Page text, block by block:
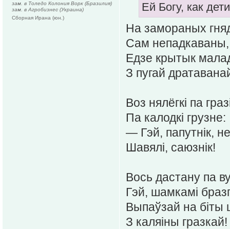
Ей Богу, как
На замораных
Сам непадкаваны,
Едзе крытык
З пугай
Воз нялёгкі па
Па калодкі грузне:
— Гэй, папутнік, не
Шавялі, саюзнік!
Вось дастану па
Гэй, шамкамі
Выпаўзай на біты
З каляіны гразкай!
зам. в Толедо Колония Ворк (Бразилия)
зам. в Агробизнес (Украина)
Сборная Ирана (юн.)